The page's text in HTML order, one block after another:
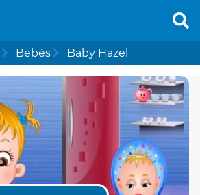
Bebés Baby Hazel